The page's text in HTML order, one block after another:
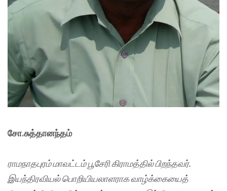
சோ.சுத்தானந்தம்
ராமநாதபுரம் மாவட்டம் பூசேரி கிராமத்தில் பிறந்தவர்.
இயந்திரவியல் பொறியியலாளராக வாழ்க்கையைத்